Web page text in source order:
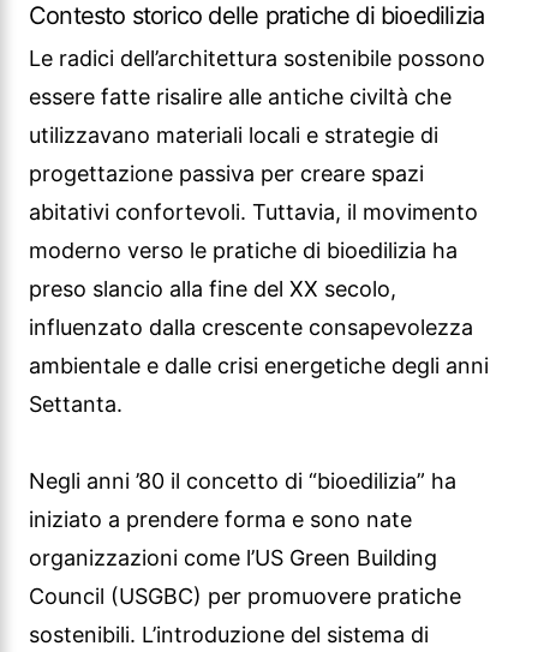
Contesto storico delle pratiche di bioedilizia
Le radici dell’architettura sostenibile possono
essere fatte risalire alle antiche civiltà che
utilizzavano materiali locali e strategie di
progettazione passiva per creare spazi
abitativi confortevoli. Tuttavia, il movimento
moderno verso le pratiche di bioedilizia ha
preso slancio alla fine del XX secolo,
influenzato dalla crescente consapevolezza
ambientale e dalle crisi energetiche degli anni
Settanta.
Negli anni ’80 il concetto di “bioedilizia” ha
iniziato a prendere forma e sono nate
organizzazioni come l’US Green Building
Council (USGBC) per promuovere pratiche
sostenibili. L’introduzione del sistema di